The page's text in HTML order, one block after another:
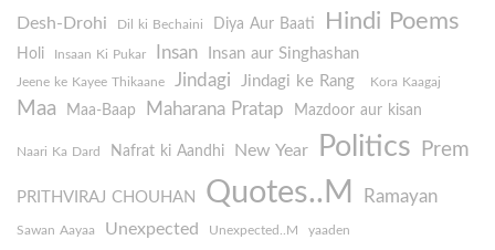
Desh-Drohi Dil ki Bechaini Diya Aur Baati Hindi Poems
Holi Insaan Ki Pukar Insan Insan aur Singhashan
Jeene ke Kayee Thikaane Jindagi Jindagi ke Rang Kora Kaagaj
Maa Maa-Baap Maharana Pratap Mazdoor aur kisan
Naari Ka Dard Nafrat ki Aandhi New Year Politics Prem
PRITHVIRAJ CHOUHAN Quotes..M Ramayan
Sawan Aayaa Unexpected Unexpected..M yaaden